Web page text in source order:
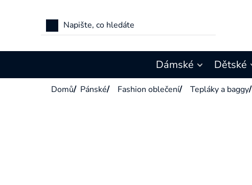
Dámské Dětské
Domů/ Pánské/ Fashion oblečení/ Tepláky a baggy/